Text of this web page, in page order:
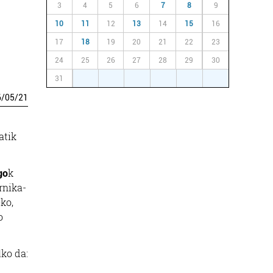
/05/21
k
da:
3 4 5 6 7 8 9
10 11 12 13 14 15 16
17 18 19 20 21 22 23
24 25 26 27 28 29 30
31